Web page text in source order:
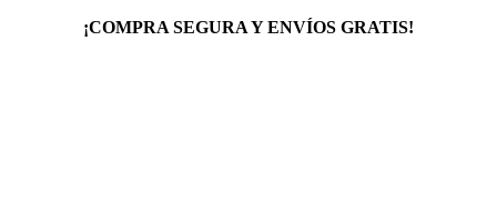
¡COMPRA SEGURA Y ENVÍOS GRATIS!